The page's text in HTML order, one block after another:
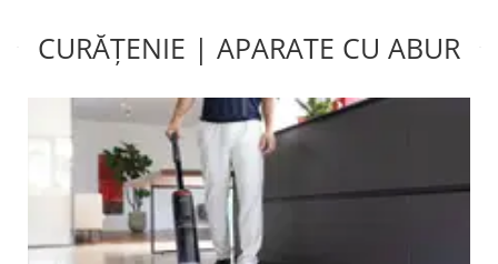
CURĂȚENIE | APARATE CU ABUR